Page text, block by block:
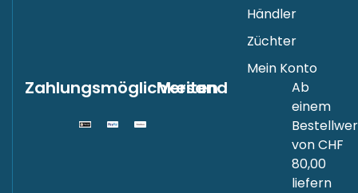
Händler
Züchter
Mein Konto
Zahlungsmöglichkeiten
Versand
Ab
einem
von CHF
80,00
liefern